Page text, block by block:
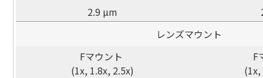
2.9 µm
レンズマウント
Fマウント
(1x, 1.8x, 2.5x)
F